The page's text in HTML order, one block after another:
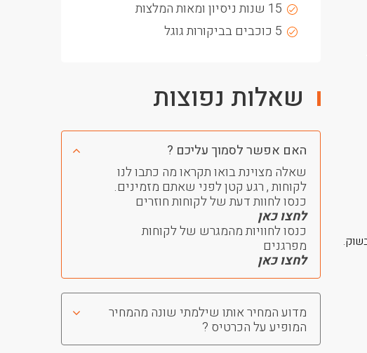
15 שנות ניסיון ומאות המלצות
5 כוכבים בביקורות גוגל
שאלות נפוצות
האם אפשר לסמוך עליכם ?
שאלה מצוינת בואו תקראו מה כתבו לנו
לקוחות , רגע קטן לפני שאתם מזמינים.
כנסו לחוות דעת של לקוחות חוזרים
לחצו כאן
כנסו לחוויות מהמגרש של לקוחות
מפרגנים
לחצו כאן
מדוע המחיר אותו שילמתי שונה מהמחיר
המופיע על הכרטיס ?